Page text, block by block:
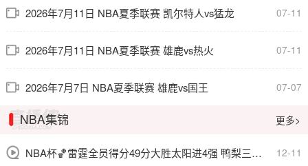
2026年7月11日 NBA夏季联赛 凯尔特人vs猛龙 07-11
2026年7月11日 NBA夏季联赛 雄鹿vs热火 07-11
2026年7月7日 NBA夏季联赛 雄鹿vs国王 07-07
NBA集锦 更多>
NBA杯🏀雷霆全员得分49分大胜太阳进4强 鸭梨三节28+8 切特24+8 12-11